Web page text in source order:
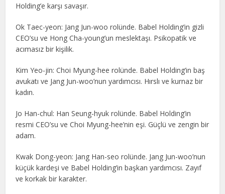
Holding’e karşı savaşır.
Ok Taec-yeon: Jang Jun-woo rolünde. Babel Holding’in gizli
CEO’su ve Hong Cha-young’un meslektaşı. Psikopatik ve
acımasız bir kişilik.
Kim Yeo-jin: Choi Myung-hee rolünde. Babel Holding’in baş
avukatı ve Jang Jun-woo’nun yardımcısı. Hırslı ve kurnaz bir
kadın.
Jo Han-chul: Han Seung-hyuk rolünde. Babel Holding’in
resmi CEO’su ve Choi Myung-hee’nin eşi. Güçlü ve zengin bir
adam.
Kwak Dong-yeon: Jang Han-seo rolünde. Jang Jun-woo’nun
küçük kardeşi ve Babel Holding’in başkan yardımcısı. Zayıf
ve korkak bir karakter.